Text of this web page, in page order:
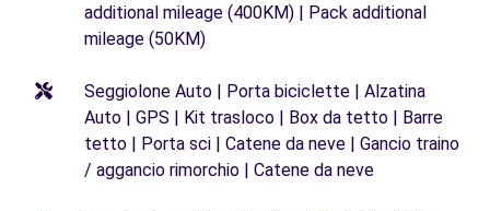
additional mileage (400KM) | Pack additional
mileage (50KM)
Seggiolone Auto | Porta biciclette | Alzatina
Auto | GPS | Kit trasloco | Box da tetto | Barre
tetto | Porta sci | Catene da neve | Gancio traino
/ aggancio rimorchio | Catene da neve